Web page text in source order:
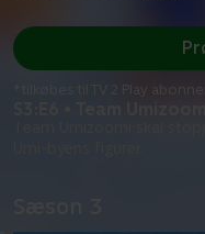
S3:E6 • Team
Team Umizoomi skal
*tilkøbes til TV 2 Play